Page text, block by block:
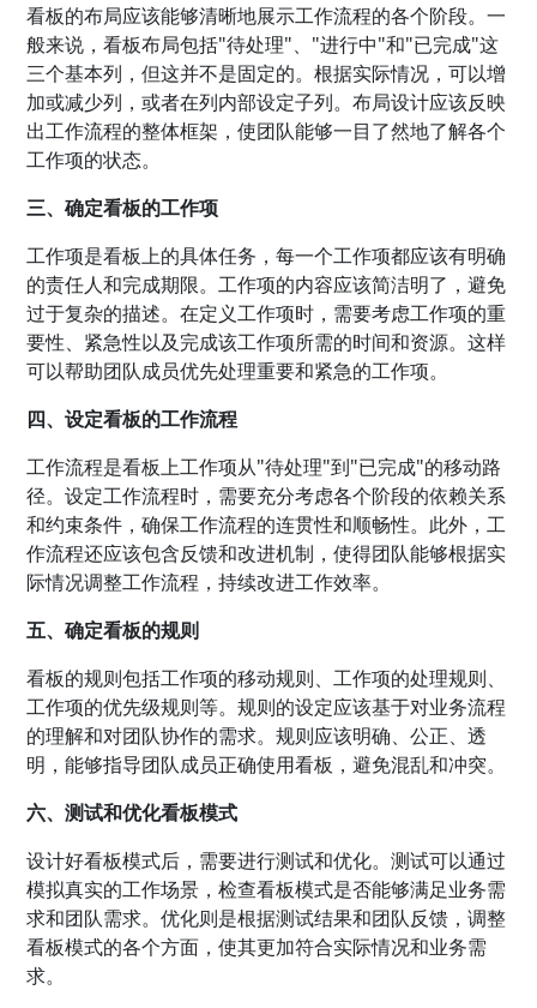
看板的布局应该能够清晰地展示工作流程的各个阶段。一
般来说，看板布局包括"待处理"、"进行中"和"已完成"这
三个基本列，但这并不是固定的。根据实际情况，可以增
加或减少列，或者在列内部设定子列。布局设计应该反映
出工作流程的整体框架，使团队能够一目了然地了解各个
工作项的状态。
三、确定看板的工作项
工作项是看板上的具体任务，每一个工作项都应该有明确
的责任人和完成期限。工作项的内容应该简洁明了，避免
过于复杂的描述。在定义工作项时，需要考虑工作项的重
要性、紧急性以及完成该工作项所需的时间和资源。这样
可以帮助团队成员优先处理重要和紧急的工作项。
四、设定看板的工作流程
工作流程是看板上工作项从"待处理"到"已完成"的移动路
径。设定工作流程时，需要充分考虑各个阶段的依赖关系
和约束条件，确保工作流程的连贯性和顺畅性。此外，工
作流程还应该包含反馈和改进机制，使得团队能够根据实
际情况调整工作流程，持续改进工作效率。
五、确定看板的规则
看板的规则包括工作项的移动规则、工作项的处理规则、
工作项的优先级规则等。规则的设定应该基于对业务流程
的理解和对团队协作的需求。规则应该明确、公正、透
明，能够指导团队成员正确使用看板，避免混乱和冲突。
六、测试和优化看板模式
设计好看板模式后，需要进行测试和优化。测试可以通过
模拟真实的工作场景，检查看板模式是否能够满足业务需
求和团队需求。优化则是根据测试结果和团队反馈，调整
看板模式的各个方面，使其更加符合实际情况和业务需
求。